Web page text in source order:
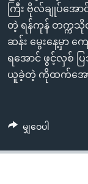
ရန်
ရှာဖွေ
ရန်
နေရာ
သို့
ဘာသာစကားမျ
ကြီး ဗိုလ်ချုပ်အေ
တဲ့ ရန်ကုန် တက္ကသို
ဆန်း မွေးနေ့မှာ
ရအောင် ဖွင့်လှစ်
ယူခဲ့တဲ့ ကိုထက်အော
မျှဝေပါ